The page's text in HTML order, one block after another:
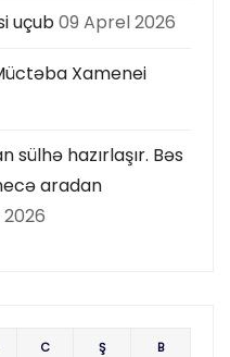
uçub09 Aprel 2026
Xamenei
hazırlaşır. Bəs
aradan
C Ş B